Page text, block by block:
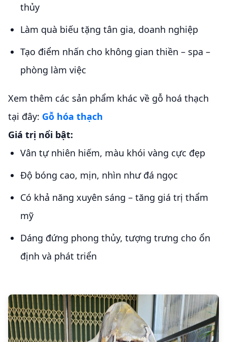
thủy
Làm quà biếu tặng tân gia, doanh nghiệp
Tạo điểm nhấn cho không gian thiền – spa –
phòng làm việc
Xem thêm các sản phẩm khác về gỗ hoá thạch
tại đây: Gỗ hóa thạch
Giá trị nổi bật:
Vân tự nhiên hiếm, màu khói vàng cực đẹp
Độ bóng cao, mịn, nhìn như đá ngọc
Có khả năng xuyên sáng – tăng giá trị thẩm
mỹ
Dáng đứng phong thủy, tượng trưng cho ổn
định và phát triển